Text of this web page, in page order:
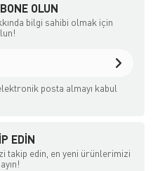
OLUN
bilgi sahibi olmak için
posta almayı kabul
EDIN
takip edin, en yeni ürünlerimizi